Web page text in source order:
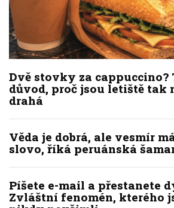
Dvě stovky za cappuccino?
důvod, proč jsou letiště tak
drahá
Věda je dobrá, ale vesmír
slovo, říká peruánská
Píšete e-mail a přestanete
Zvláštní fenomén, kterého